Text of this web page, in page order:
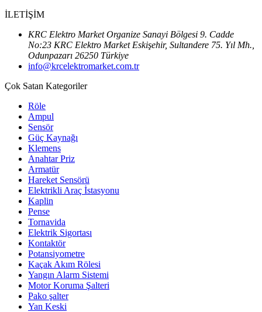
İLETİŞİM
KRC Elektro Market Organize Sanayi Bölgesi 9. Cadde
No:23 KRC Elektro Market Eskişehir, Sultandere 75. Yıl Mh.,
Odunpazarı 26250 Türkiye
info@krcelektromarket.com.tr
Çok Satan Kategoriler
Röle
Ampul
Sensör
Güç Kaynağı
Klemens
Anahtar Priz
Armatür
Hareket Sensörü
Elektrikli Araç İstasyonu
Kaplin
Pense
Tornavida
Elektrik Sigortası
Kontaktör
Potansiyometre
Kaçak Akım Rölesi
Yangın Alarm Sistemi
Motor Koruma Şalteri
Pako şalter
Yan Keski